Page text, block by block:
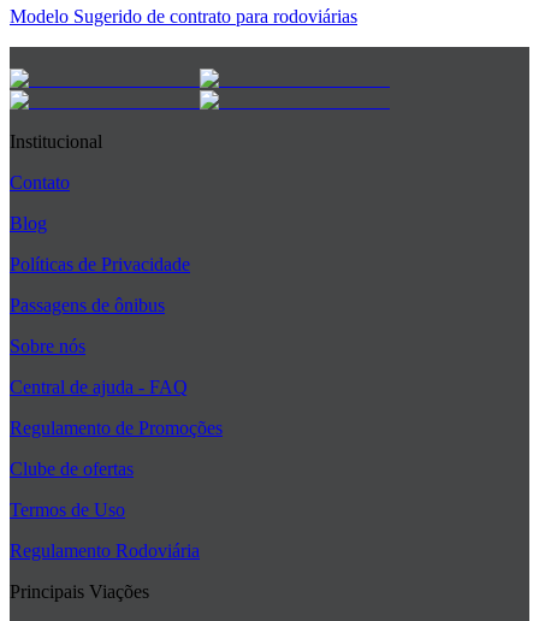
Modelo Sugerido de contrato para rodoviárias
Institucional
Contato
Blog
Políticas de Privacidade
Passagens de ônibus
Sobre nós
Central de ajuda - FAQ
Regulamento de Promoções
Clube de ofertas
Termos de Uso
Regulamento Rodoviária
Principais Viações